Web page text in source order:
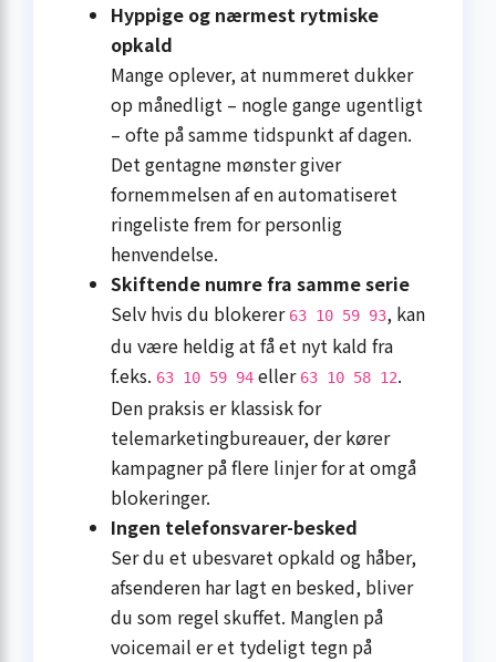
Hyppige og nærmest rytmiske
opkald
Mange oplever, at nummeret dukker
op månedligt – nogle gange ugentligt
– ofte på samme tidspunkt af dagen.
Det gentagne mønster giver
fornemmelsen af en automatiseret
ringeliste frem for personlig
henvendelse.
Skiftende numre fra samme serie
Selv hvis du blokerer 63 10 59 93, kan
du være heldig at få et nyt kald fra
f.eks. 63 10 59 94 eller 63 10 58 12.
Den praksis er klassisk for
telemarketingbureauer, der kører
kampagner på flere linjer for at omgå
blokeringer.
Ingen telefonsvarer-besked
Ser du et ubesvaret opkald og håber,
afsenderen har lagt en besked, bliver
du som regel skuffet. Manglen på
voicemail er et tydeligt tegn på